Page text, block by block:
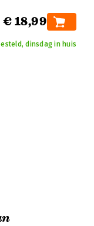
€ 18,99
dinsdag in huis